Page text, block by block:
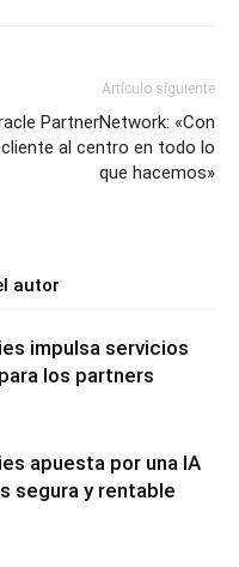
Artículo siguiente
PartnerNetwork: «Con
al centro en todo lo
que hacemos»
autor
impulsa servicios
los partners
apuesta por una IA
segura y rentable